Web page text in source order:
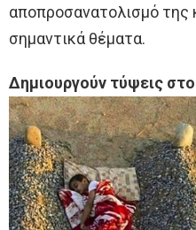
αποπροσανατολισμό της
σημαντικά θέματα.
Δημιουργούν τύψεις